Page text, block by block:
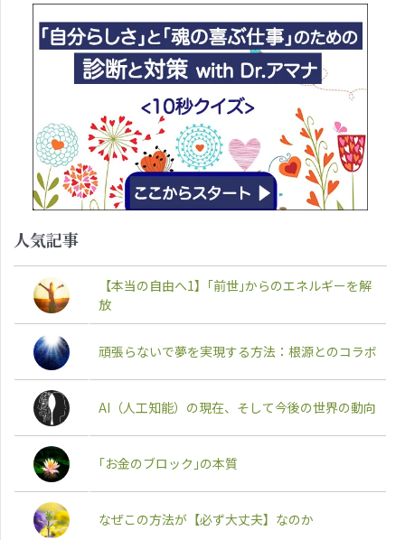
人気記事
【本当の自由へ1】｢前世｣からのエネルギーを解
放
頑張らないで夢を実現する方法：根源とのコラボ
AI（人工知能）の現在、そして今後の世界の動向
｢お金のブロック｣の本質
なぜこの方法が【必ず大丈夫】なのか